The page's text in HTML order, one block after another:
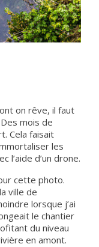
on rêve, il faut
mois de
Cela faisait
les
l’aide d’un drone.
cette photo.
ville de
lorsque j’ai
le chantier
du niveau
en amont.